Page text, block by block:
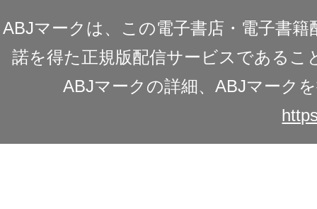
ABJマークは、この電子書店・電子書
諾を得た正規版配信サービスであるこ
ABJマークの詳細、ABJマーク